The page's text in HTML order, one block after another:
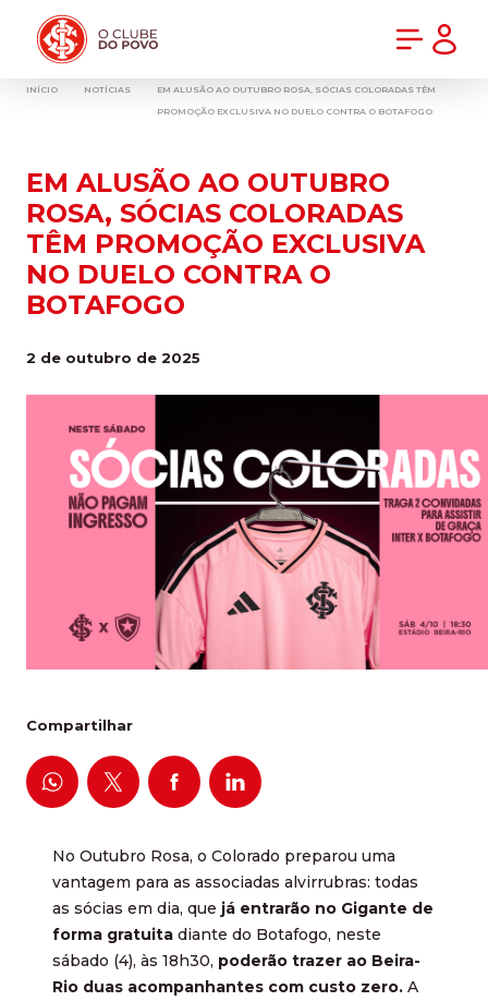
INÍCIO NOTÍCIAS
EM ALUSÃO AO OUTUBRO ROSA, SÓCIAS COLORADAS TÊM
PROMOÇÃO EXCLUSIVA NO DUELO CONTRA O BOTAFOGO
EM ALUSÃO AO OUTUBRO
ROSA, SÓCIAS COLORADAS
TÊM PROMOÇÃO EXCLUSIVA
NO DUELO CONTRA O
BOTAFOGO
2 de outubro de 2025
Compartilhar
No Outubro Rosa, o Colorado preparou uma
vantagem para as associadas alvirrubras: todas
as sócias em dia, que já entrarão no Gigante de
forma gratuita diante do Botafogo, neste
sábado (4), às 18h30, poderão trazer ao Beira-
Rio duas acompanhantes com custo zero. A